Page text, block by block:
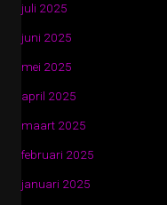
juli 2025
juni 2025
mei 2025
april 2025
maart 2025
februari 2025
januari 2025